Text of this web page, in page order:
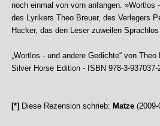
noch einmal von vorn anfangen.
des Lyrikers Theo Breuer, des Verlegers
Hacker, das den Leser zuweilen
„Wortlos - und andere Gedichte“ von
Silver Horse Edition - ISBN 978-3-937037-
[*] Diese Rezension schrieb: Matze (2009-